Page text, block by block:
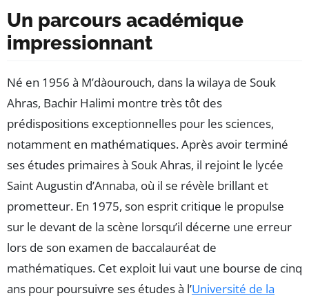
Un parcours académique
impressionnant
Né en 1956 à M’dàourouch, dans la wilaya de Souk
Ahras, Bachir Halimi montre très tôt des
prédispositions exceptionnelles pour les sciences,
notamment en mathématiques. Après avoir terminé
ses études primaires à Souk Ahras, il rejoint le lycée
Saint Augustin d’Annaba, où il se révèle brillant et
prometteur. En 1975, son esprit critique le propulse
sur le devant de la scène lorsqu’il décerne une erreur
lors de son examen de baccalauréat de
mathématiques. Cet exploit lui vaut une bourse de cinq
ans pour poursuivre ses études à l’Université de la